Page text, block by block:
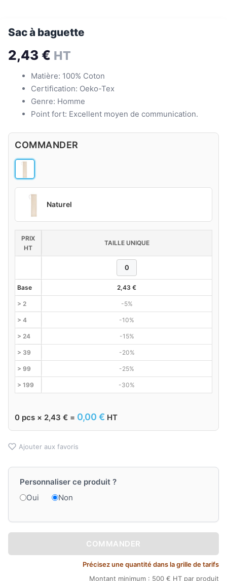
Sac à baguette
2,43 € HT
Matière: 100% Coton
Certification: Oeko-Tex
Genre: Homme
Point fort: Excellent moyen de communication.
COMMANDER
Naturel
PRIX
HT
TAILLE UNIQUE
Base 2,43 €
> 2 -5%
> 4 -10%
> 24 -15%
> 39 -20%
> 99 -25%
> 199 -30%
0 pcs × 2,43 € = 0,00 € HT
Ajouter aux favoris
Personnaliser ce produit ?
Oui
Non
COMMANDER
Précisez une quantité dans la grille de tarifs
Montant minimum : 500 € HT par produit